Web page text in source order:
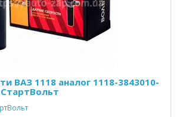
ВАЗ 1118 аналог 1118-3843010-
СтартВольт